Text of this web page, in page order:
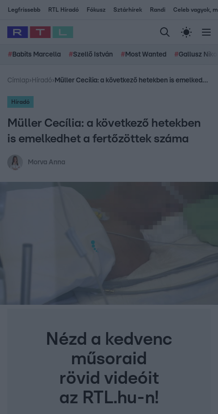
Legfrissebb RTL Híradó Fókusz Sztárhírek Randi Celeb vagyok,
# Babits Marcella #Szellő István # Most Wanted #Gallusz
Címlap› Híradó› Müller Cecília: a következő hetekben is emelkedhet a fertőzöttek száma
Híradó
Müller Cecília: a következő hetekben
is emelkedhet a fertőzöttek száma
Morva Anna
Nézd a kedvenc
műsoraid
rövid videóit
az RTL.hu-n!